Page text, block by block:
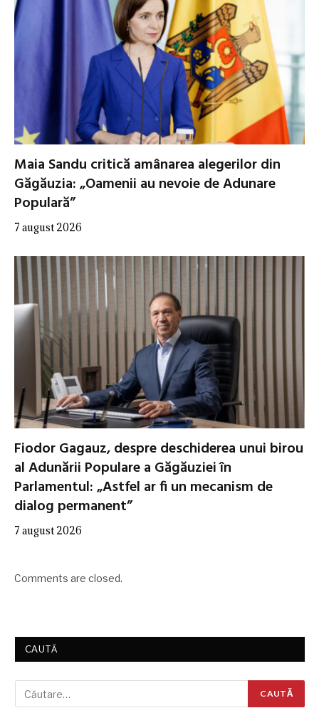
Maia Sandu critică amânarea alegerilor din
Găgăuzia: „Oamenii au nevoie de Adunare
Populară”
7 august 2026
Fiodor Gagauz, despre deschiderea unui birou
al Adunării Populare a Găgăuziei în
Parlamentul: „Astfel ar fi un mecanism de
dialog permanent”
7 august 2026
Comments are closed.
CAUTĂ